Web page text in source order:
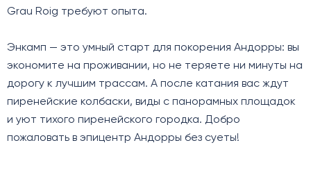
Grau Roig требуют опыта.
Энкамп — это умный старт для покорения Андорры: вы
экономите на проживании, но не теряете ни минуты на
дорогу к лучшим трассам. А после катания вас ждут
пиренейские колбаски, виды с панорамных площадок
и уют тихого пиренейского городка. Добро
пожаловать в эпицентр Андорры без суеты!